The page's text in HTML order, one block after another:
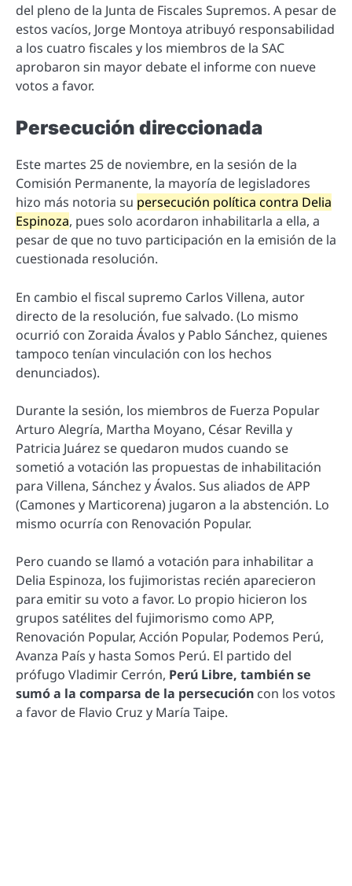
del pleno de la Junta de Fiscales Supremos. A pesar de
estos vacíos, Jorge Montoya atribuyó responsabilidad
a los cuatro fiscales y los miembros de la SAC
aprobaron sin mayor debate el informe con nueve
votos a favor.
Persecución direccionada
Este martes 25 de noviembre, en la sesión de la
Comisión Permanente, la mayoría de legisladores
hizo más notoria su persecución política contra Delia
Espinoza, pues solo acordaron inhabilitarla a ella, a
pesar de que no tuvo participación en la emisión de la
cuestionada resolución.
En cambio el fiscal supremo Carlos Villena, autor
directo de la resolución, fue salvado. (Lo mismo
ocurrió con Zoraida Ávalos y Pablo Sánchez, quienes
tampoco tenían vinculación con los hechos
denunciados).
Durante la sesión, los miembros de Fuerza Popular
Arturo Alegría, Martha Moyano, César Revilla y
Patricia Juárez se quedaron mudos cuando se
sometió a votación las propuestas de inhabilitación
para Villena, Sánchez y Ávalos. Sus aliados de APP
(Camones y Marticorena) jugaron a la abstención. Lo
mismo ocurría con Renovación Popular.
Pero cuando se llamó a votación para inhabilitar a
Delia Espinoza, los fujimoristas recién aparecieron
para emitir su voto a favor. Lo propio hicieron los
grupos satélites del fujimorismo como APP,
Renovación Popular, Acción Popular, Podemos Perú,
Avanza País y hasta Somos Perú. El partido del
prófugo Vladimir Cerrón, Perú Libre, también se
sumó a la comparsa de la persecución con los votos
a favor de Flavio Cruz y María Taipe.